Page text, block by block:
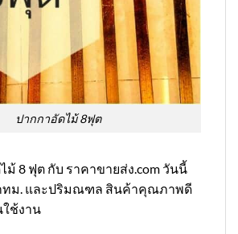
ปากกาอัดไม้ 8ฟุต
ม้ 8 ฟุต กับ ราคาขายส่ง.com วันนี้
ทม. และปริมณฑล สินค้าคุณภาพดี
ใช้งาน